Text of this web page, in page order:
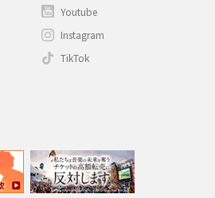
Youtube
Instagram
TikTok